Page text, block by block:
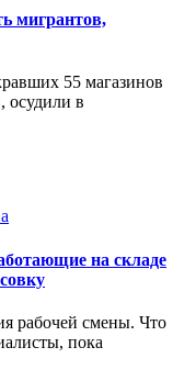
мигрантов,
55 магазинов
осудили в
на складе
рабочей смены. Что
пока